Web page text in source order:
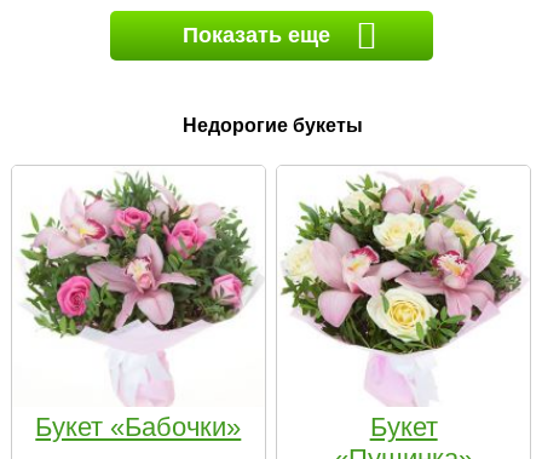
Показать еще
Недорогие букеты
Букет «Бабочки»
Букет